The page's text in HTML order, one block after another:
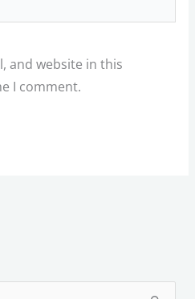
and website in this
I comment.